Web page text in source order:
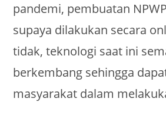
pandemi, pembuatan
supaya dilakukan secara
tidak, teknologi saat ini
berkembang sehingga
masyarakat dalam